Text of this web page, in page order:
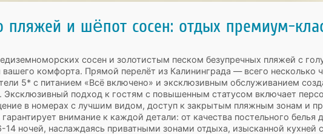
пляжей и шёпот сосен: отдых премиум-
сосен и золотистым песком безупречных пляжей с
комфорта. Прямой перелёт из Калининграда — всего несколько
5* с питанием «Всё включено» и эксклюзивным обслуживанием
подход к гостям с повышенным статусом включает
в номерах с лучшим видом, доступ к закрытым пляжным зонам и
внимание к каждой детали: от качества постельного белья
14 ночей, наслаждаясь приватными зонами отдыха, изысканной кухней